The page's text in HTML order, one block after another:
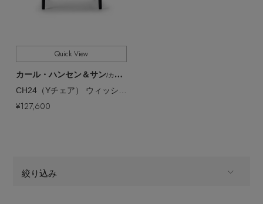
Quick View
カール・ハンセン＆サン/カール・ハンセン＆サン
¥127,600
絞り込み